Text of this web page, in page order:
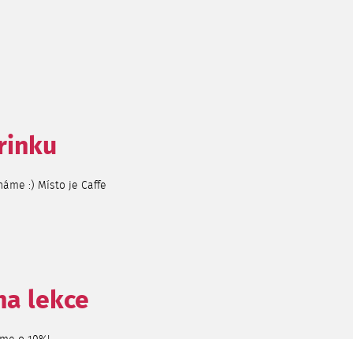
:) Místo je Caffe
lekce